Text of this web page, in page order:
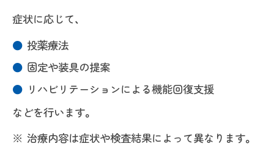
症状に応じて、
投薬療法
固定や装具の提案
リハビリテーションによる機能回復支援
などを行います。
治療内容は症状や検査結果によって異なります。